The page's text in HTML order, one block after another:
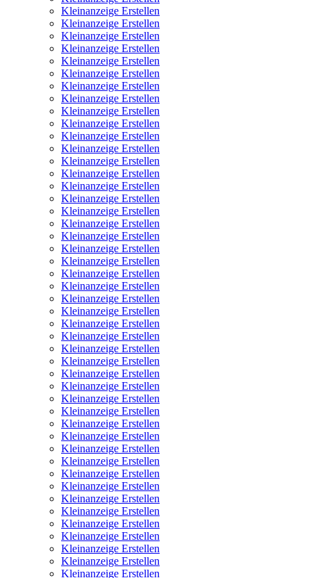
Kleinanzeige Erstellen
Kleinanzeige Erstellen
Kleinanzeige Erstellen
Kleinanzeige Erstellen
Kleinanzeige Erstellen
Kleinanzeige Erstellen
Kleinanzeige Erstellen
Kleinanzeige Erstellen
Kleinanzeige Erstellen
Kleinanzeige Erstellen
Kleinanzeige Erstellen
Kleinanzeige Erstellen
Kleinanzeige Erstellen
Kleinanzeige Erstellen
Kleinanzeige Erstellen
Kleinanzeige Erstellen
Kleinanzeige Erstellen
Kleinanzeige Erstellen
Kleinanzeige Erstellen
Kleinanzeige Erstellen
Kleinanzeige Erstellen
Kleinanzeige Erstellen
Kleinanzeige Erstellen
Kleinanzeige Erstellen
Kleinanzeige Erstellen
Kleinanzeige Erstellen
Kleinanzeige Erstellen
Kleinanzeige Erstellen
Kleinanzeige Erstellen
Kleinanzeige Erstellen
Kleinanzeige Erstellen
Kleinanzeige Erstellen
Kleinanzeige Erstellen
Kleinanzeige Erstellen
Kleinanzeige Erstellen
Kleinanzeige Erstellen
Kleinanzeige Erstellen
Kleinanzeige Erstellen
Kleinanzeige Erstellen
Kleinanzeige Erstellen
Kleinanzeige Erstellen
Kleinanzeige Erstellen
Kleinanzeige Erstellen
Kleinanzeige Erstellen
Kleinanzeige Erstellen
Kleinanzeige Erstellen